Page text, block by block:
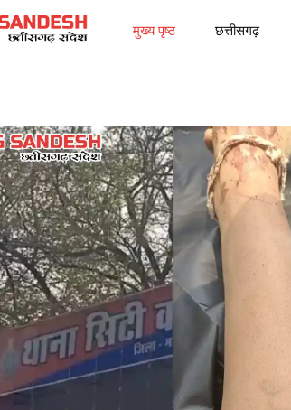
मुख्य पृष्ठ छत्तीसगढ़